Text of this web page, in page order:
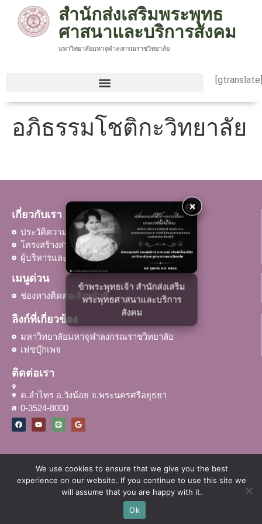
×
ข้าพระพุทธเจ้า สำนักส่งเสริม
พระพุทธศาสนาและบริการ
สังคม
สำนักส่งเสริมพระพุทธ
ศาสนาและบริการสังคม
มหาวิทยาลัยมหาจุฬาลงกรณราชวิทยาลัย
อภิธรรมโชติกะวิทยาลัย
เกี่ยวกับเรา
ประวัติความเป็นมา
โครงสร้างส่วนงาน
ผู้บริหารและบุคลากร
เมนูด่วน
ช่องทางติดต่อเจ้าหน้าที่
ลิงก์ที่เกี่ยวข้อง
มหาวิทยาลัยมหาจุฬาลงกรณราชวิทยาลัย
เฟซบุ๊กเพจ
ติดต่อเรา
ต.ลำไทร อ.วังน้อย จ.พระนครศรีอยุธยา
0-3524-8000
© สำนักส่งเสริมพระพุทธศาสนาและบริการสังคม มหาวิทยาลัยมหาจุฬาลงกร
ณราชวิทยาลัย
We use cookies to ensure that we give you the best
experience on our website. If you continue to use this site we
will assume that you are happy with it.
Ok